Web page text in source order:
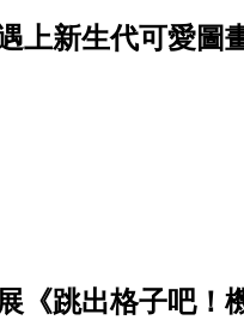
上新生代可愛圖
《跳出格子吧！